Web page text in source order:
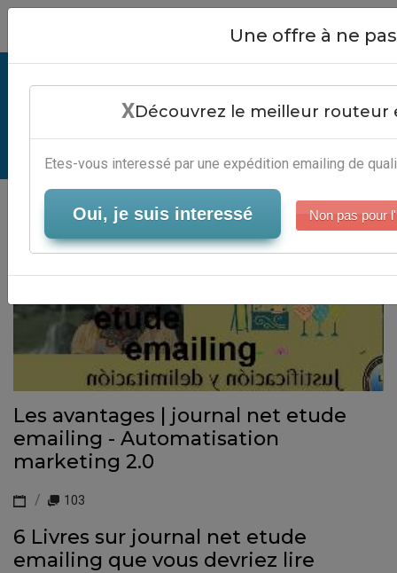
Journal Net Etude Emailing -
Plateforme Emailing
Serveur-Emailing
Les avantages | journal net etude
emailing - Automatisation
marketing 2.0
103
6 Livres sur journal net etude
emailing que vous devriez lire
Close
Une offre à ne
XDécouvrez le meilleur routeur
Etes-vous interessé par une expédition emailing de
Oui, je suis interessé Non pas pour